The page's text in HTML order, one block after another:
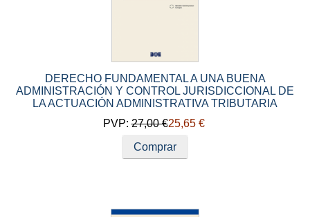
DERECHO FUNDAMENTAL A UNA BUENA
ADMINISTRACIÓN Y CONTROL JURISDICCIONAL DE
LA ACTUACIÓN ADMINISTRATIVA TRIBUTARIA
PVP:27,00 €25,65 €
Comprar